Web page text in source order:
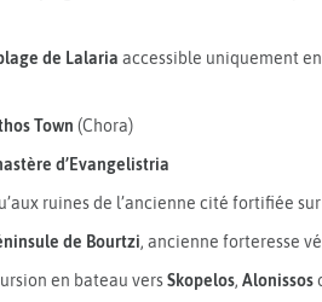
de Lalaria accessible uniquement
Town (Chora)
d’Evangelistria
ruines de l’ancienne cité fortifiée
de Bourtzi, ancienne forteresse
en bateau versSkopelos, Alonissos